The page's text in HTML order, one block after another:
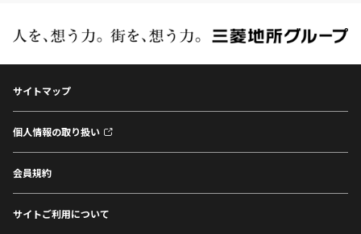
サイトマップ
個人情報の取り扱い
会員規約
サイトご利用について